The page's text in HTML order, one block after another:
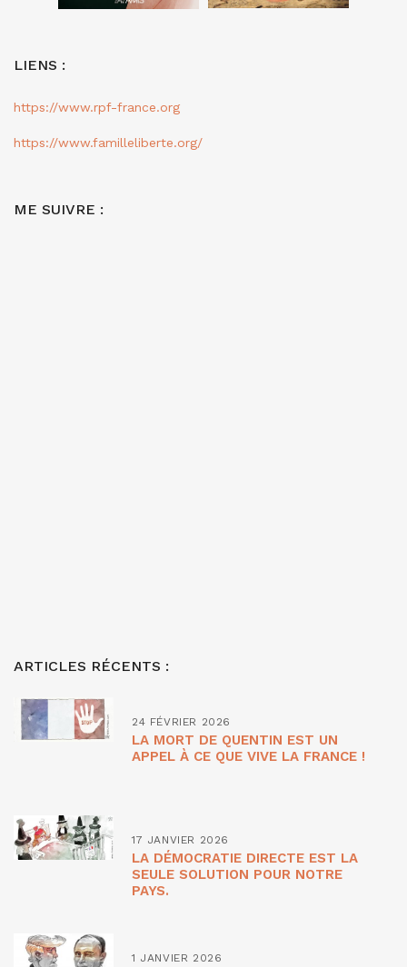
LIENS :
https://www.rpf-france.org
https://www.familleliberte.org/
ME SUIVRE :
ARTICLES RÉCENTS :
24 FÉVRIER 2026
LA MORT DE QUENTIN EST UN
APPEL À CE QUE VIVE LA FRANCE !
17 JANVIER 2026
LA DÉMOCRATIE DIRECTE EST LA
SEULE SOLUTION POUR NOTRE
PAYS.
1 JANVIER 2026